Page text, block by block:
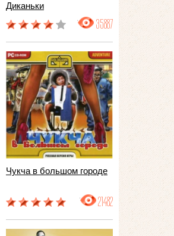
Диканьки
35887
Чукча в большом городе
21482